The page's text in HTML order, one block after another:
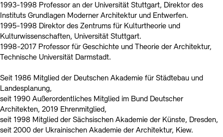
1993-1998 Professor an der Universität Stuttgart, Direktor des
Instituts Grundlagen Moderner Architektur und Entwerfen.
1995-1998 Direktor des Zentrums für Kulturtheorie und
Kulturwissenschaften, Universität Stuttgart.
1998-2017 Professor für Geschichte und Theorie der Architektur,
Technische Universität Darmstadt.
Seit 1986 Mitglied der Deutschen Akademie für Städtebau und
Landesplanung,
seit 1990 Außerordentliches Mitglied im Bund Deutscher
Architekten, 2019 Ehrenmitglied,
seit 1998 Mitglied der Sächsischen Akademie der Künste, Dresden,
seit 2000 der Ukrainischen Akademie der Architektur, Kiew.